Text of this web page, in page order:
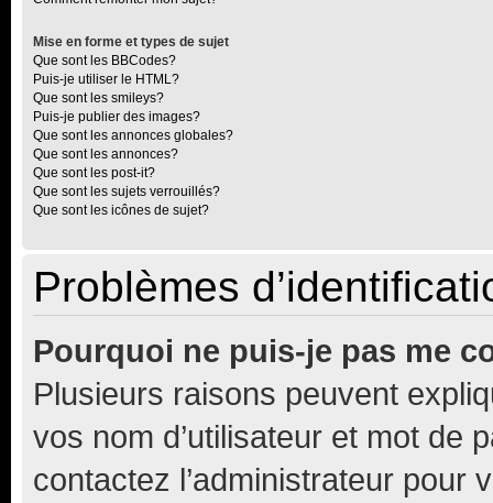
Mise en forme et types de sujet
Que sont les BBCodes?
Puis-je utiliser le HTML?
Que sont les smileys?
Puis-je publier des images?
Que sont les annonces globales?
Que sont les annonces?
Que sont les post-it?
Que sont les sujets verrouillés?
Que sont les icônes de sujet?
Problèmes
Pourquoi ne puis-je pas me
Plusieurs raisons peuvent
vos nom d’utilisateur et mot de
contactez l’administrateur pour